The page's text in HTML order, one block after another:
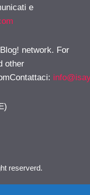
e
network. For
other
:
reserverd.